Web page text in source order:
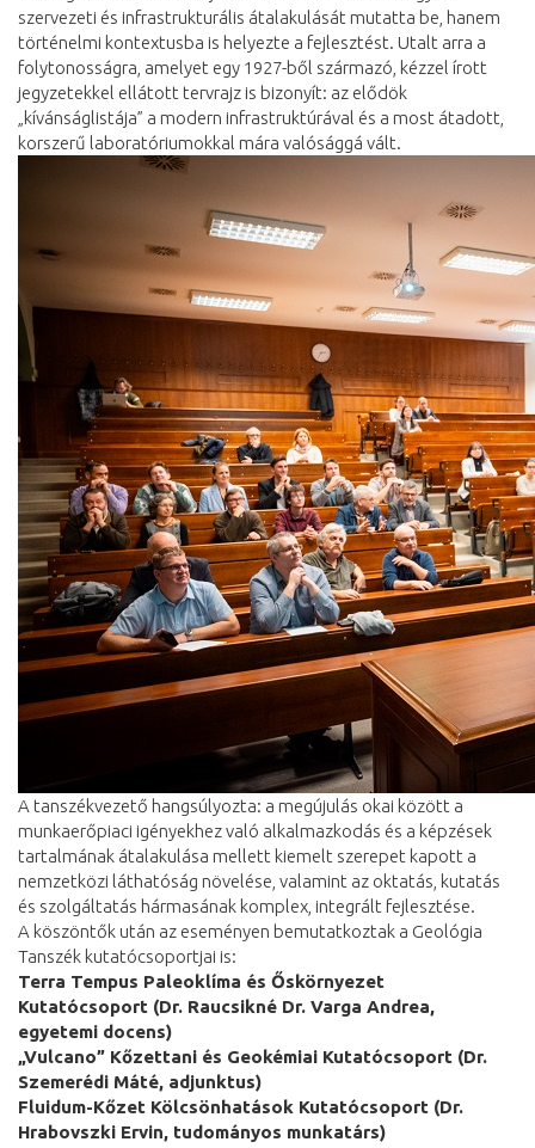
szervezeti és infrastrukturális átalakulását mutatta be, hanem
történelmi kontextusba is helyezte a fejlesztést. Utalt arra a
folytonosságra, amelyet egy 1927-ből származó, kézzel írott
jegyzetekkel ellátott tervrajz is bizonyít: az elődök
„kívánságlistája” a modern infrastruktúrával és a most átadott,
korszerű laboratóriumokkal mára valósággá vált.
A tanszékvezető hangsúlyozta: a megújulás okai között a
munkaerőpiaci igényekhez való alkalmazkodás és a képzések
tartalmának átalakulása mellett kiemelt szerepet kapott a
nemzetközi láthatóság növelése, valamint az oktatás, kutatás
és szolgáltatás hármasának komplex, integrált fejlesztése.
A köszöntők után az eseményen bemutatkoztak a Geológia
Tanszék kutatócsoportjai is:
Terra Tempus Paleoklíma és Őskörnyezet
Kutatócsoport (Dr. Raucsikné Dr. Varga Andrea,
egyetemi docens)
„Vulcano” Kőzettani és Geokémiai Kutatócsoport (Dr.
Szemerédi Máté, adjunktus)
Fluidum-Kőzet Kölcsönhatások Kutatócsoport (Dr.
Hrabovszki Ervin, tudományos munkatárs)